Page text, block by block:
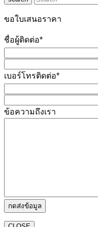
ขอใบเสนอราคา
ชื่อผู้ติดต่อ*
เบอร์โทรติดต่อ*
ข้อความถึงเรา